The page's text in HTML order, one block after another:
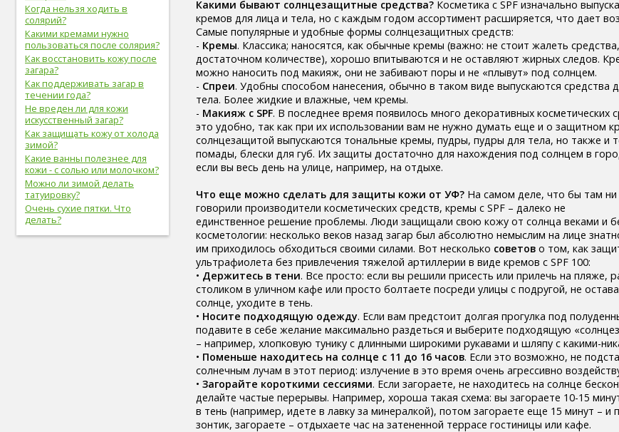
пищеварительная система (9)
фрукты (9)
спорт в большом городе (9)
дыхательная система (8)
вредные привычки (8)
беременность (8)
опорно-двигательная
система (8)
гигиена (8)
болезни желудочно-кишечного
тракта (8)
болезни опорно-двигательной
системы, травмы (8)
инфекционные болезни (8)
болезни органов дыхания (7)
урологические болезни (7)
мужские болезни (7)
антропометрия (7)
Когда нельзя ходить в
солярий?
Какими кремами нужно
пользоваться после солярия?
Как восстановить кожу после
загара?
Как поддерживать загар в
течении года?
Не вреден ли для кожи
искусственный загар?
Как защищать кожу от холода
зимой?
Какие ванны полезнее для
кожи - с солью или молочком?
Можно ли зимой делать
татуировку?
Очень сухие пятки. Что
делать?
Какими бывают солнцезащитные средства? Косметика с SPF изначально
кремов для лица и тела, но с каждым годом ассортимент расширяется, что дает
Самые популярные и удобные формы солнцезащитных средств:
- Кремы. Классика; наносятся, как обычные кремы (важно: не стоит жалеть
достаточном количестве), хорошо впитываются и не оставляют жирных следов.
можно наносить под макияж, они не забивают поры и не «плывут» под солнцем.
- Спреи. Удобны способом нанесения, обычно в таком виде выпускаются средства
тела. Более жидкие и влажные, чем кремы.
- Макияж с SPF. В последнее время появилось много декоративных косметических
это удобно, так как при их использовании вам не нужно думать еще и о защитном
солнцезащитой выпускаются тональные кремы, пудры, пудры для тела, но также и
помады, блески для губ. Их защиты достаточно для нахождения под солнцем в
если вы весь день на улице, например, на отдыхе.
Что еще можно сделать для защиты кожи от УФ? На самом деле, что бы там ни
говорили производители косметических средств, кремы с SPF – далеко не
единственное решение проблемы. Люди защищали свою кожу от солнца веками и
косметологии: несколько веков назад загар был абсолютно немыслим на лице
им приходилось обходиться своими силами. Вот несколько советов о том, как
ультрафиолета без привлечения тяжелой артиллерии в виде кремов с SPF 100:
• Держитесь в тени. Все просто: если вы решили присесть или прилечь на пляже,
столиком в уличном кафе или просто болтаете посреди улицы с подругой, не
солнце, уходите в тень.
• Носите подходящую одежду. Если вам предстоит долгая прогулка под
подавите в себе желание максимально раздеться и выберите подходящую
– например, хлопковую тунику с длинными широкими рукавами и шляпу с какими-
• Поменьше находитесь на солнце с 11 до 16 часов. Если это возможно, не
солнечным лучам в этот период: излучение в это время очень агрессивно
• Загорайте короткими сессиями. Если загораете, не находитесь на солнце
делайте частые перерывы. Например, хороша такая схема: вы загораете 10-15
в тень (например, идете в лавку за минералкой), потом загораете еще 15 минут – и
зонтик, загораете – отдыхаете час на затененной террасе гостиницы или кафе.